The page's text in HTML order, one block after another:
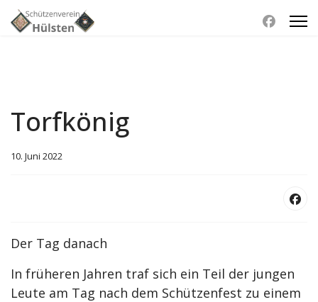
Torfkönig
10. Juni 2022
Der Tag danach
In früheren Jahren traf sich ein Teil der jungen
Leute am Tag nach dem Schützenfest zu einem